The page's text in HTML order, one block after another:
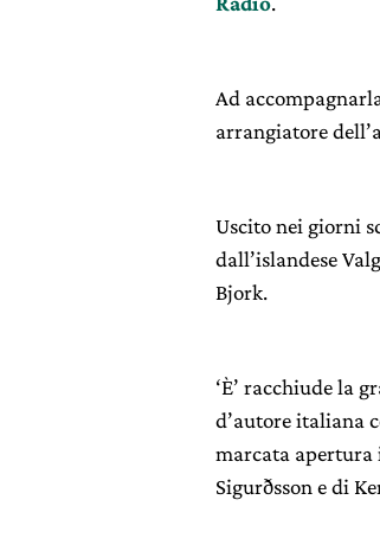
Ad
arrangiatore
Uscito nei giorni
dall’islandese
Bjork.
‘È’ racchiude la
d’autore italiana
marcata apertura
Sigurðsson e di